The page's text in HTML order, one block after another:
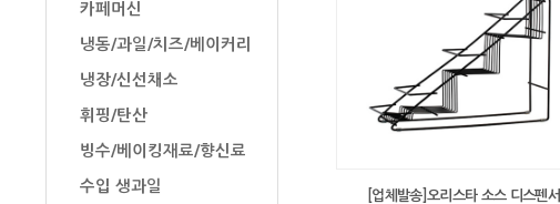
카페머신
냉동/과일/치즈/베이커리
냉장/신선채소
휘핑/탄산
빙수/베이킹재료/향신료
수입 생과일
[업체발송]오리스타 소스 디스펜서